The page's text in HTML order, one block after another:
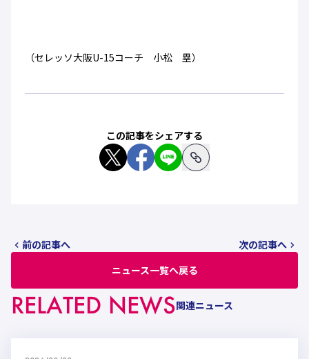
（セレッソ大阪U-15コーチ 小松 塁）
この記事をシェアする
前の記事へ
ニュース一覧へ戻る
次の記事へ
RELATED NEWS関連ニュース